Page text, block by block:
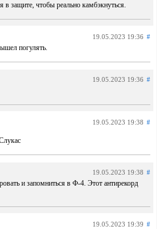
защите, чтобы реально камбэкнуться.
19.05.2023 19:36 #
погулять.
19.05.2023 19:36 #
19.05.2023 19:38 #
19.05.2023 19:38 #
и запомниться в Ф-4. Этот антирекорд
19.05.2023 19:39 #